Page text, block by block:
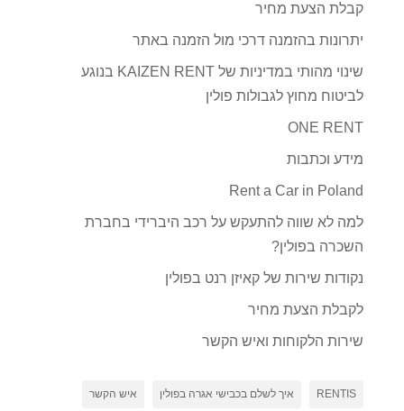
קבלת הצעת מחיר
יתרונות בהזמנה דרכי מול הזמנה באתר
שינוי מהותי במדיניות של KAIZEN RENT בנוגע
לביטוח מחוץ לגבולות פולין
ONE RENT
מידע וכתבות
Rent a Car in Poland
למה לא שווה להתעקש על רכב היברידי בחברת
השכרה בפולין?
נקודות שירות של קאיזן רנט בפולין
לקבלת הצעת מחיר
שירות הלקוחות ואיש הקשר
RENTIS איך לשלם בכבישי אגרה בפולין איש הקשר